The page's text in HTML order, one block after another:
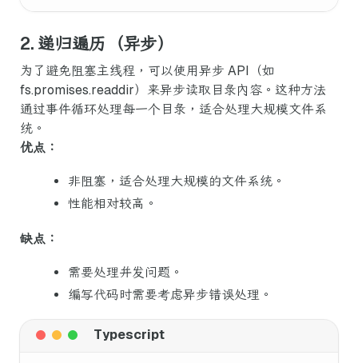
2. 递归遍历（异步）
为了避免阻塞主线程，可以使用异步 API（如
fs.promises.readdir）来异步读取目录内容。这种方法
通过事件循环处理每一个目录，适合处理大规模文件系
统。
优点：
非阻塞，适合处理大规模的文件系统。
性能相对较高。
缺点：
需要处理并发问题。
编写代码时需要考虑异步错误处理。